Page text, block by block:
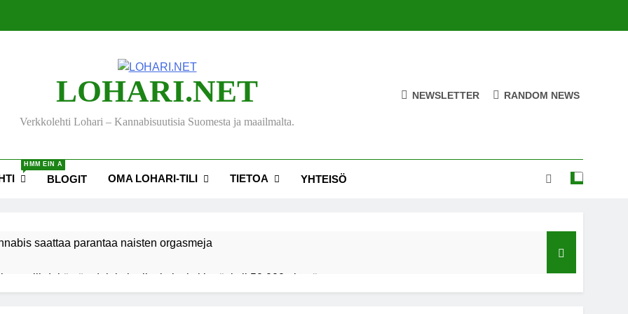
LOHARI.NET
Verkkolehti Lohari – Kannabisuutisia Suomesta ja maailmalta.
NEWSLETTER RANDOM NEWS
HMM EIN A
BLOGIT OMA LOHARI-TILI TIETOA YHTEISÖ
saattaa parantaa naisten orgasmeja
viihdekäytön dekriminalisoimiseksi keräsi yli 50 000 nimeä